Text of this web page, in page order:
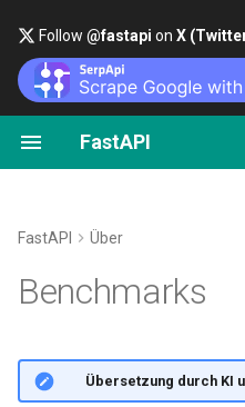
Follow @fastapi on X
FastAPI
Einführung in Python-Typen
await
Tutorial –
Handbuch für
fortgeschrittene Benutzer
FastAPI class
Exceptions - HTTPException
and WebSocketException
FastAPI People
Full Stack FastAPI Template
Benchmarks und
FastAPI Über
Benchmarks
🌐 Übersetzung durch KI